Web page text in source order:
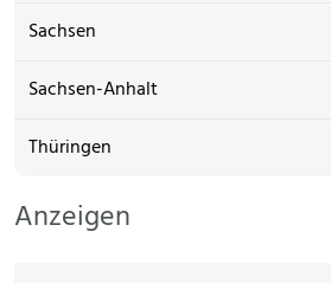
Sachsen
Sachsen-Anhalt
Thüringen
Anzeigen